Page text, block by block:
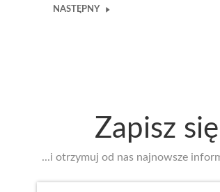
NASTĘPNY
Zapisz
...i otrzymuj od nas najnowsze